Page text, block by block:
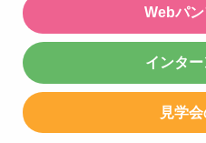
Webパ
インタ
見学